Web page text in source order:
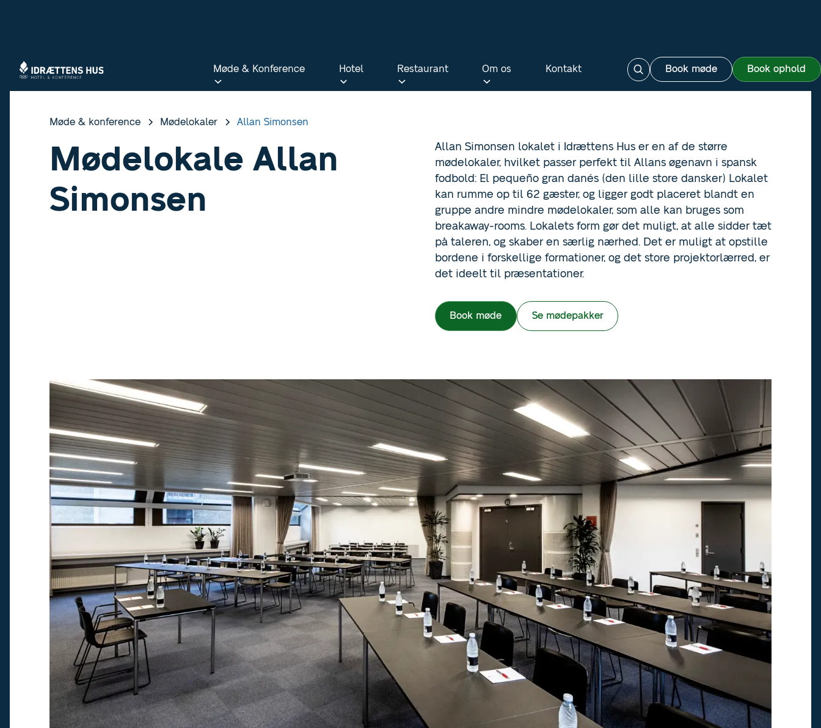
Møde & Konference
Møde & Konference
Hotel
Hotel
Restaurant
Restaurant
Om os
Om os
Kontakt Book møde Book ophold
Møde & konference Mødelokaler Allan Simonsen
Mødelokale Allan
Simonsen
Allan Simonsen lokalet i Idrættens Hus er en af de større
mødelokaler, hvilket passer perfekt til Allans øgenavn i spansk
fodbold: El pequeño gran danés (den lille store dansker) Lokalet
kan rumme op til 62 gæster, og ligger godt placeret blandt en
gruppe andre mindre mødelokaler, som alle kan bruges som
breakaway-rooms. Lokalets form gør det muligt, at alle sidder tæt
på taleren, og skaber en særlig nærhed. Det er muligt at opstille
bordene i forskellige formationer, og det store projektorlærred, er
det ideelt til præsentationer.
Book møde Se mødepakker